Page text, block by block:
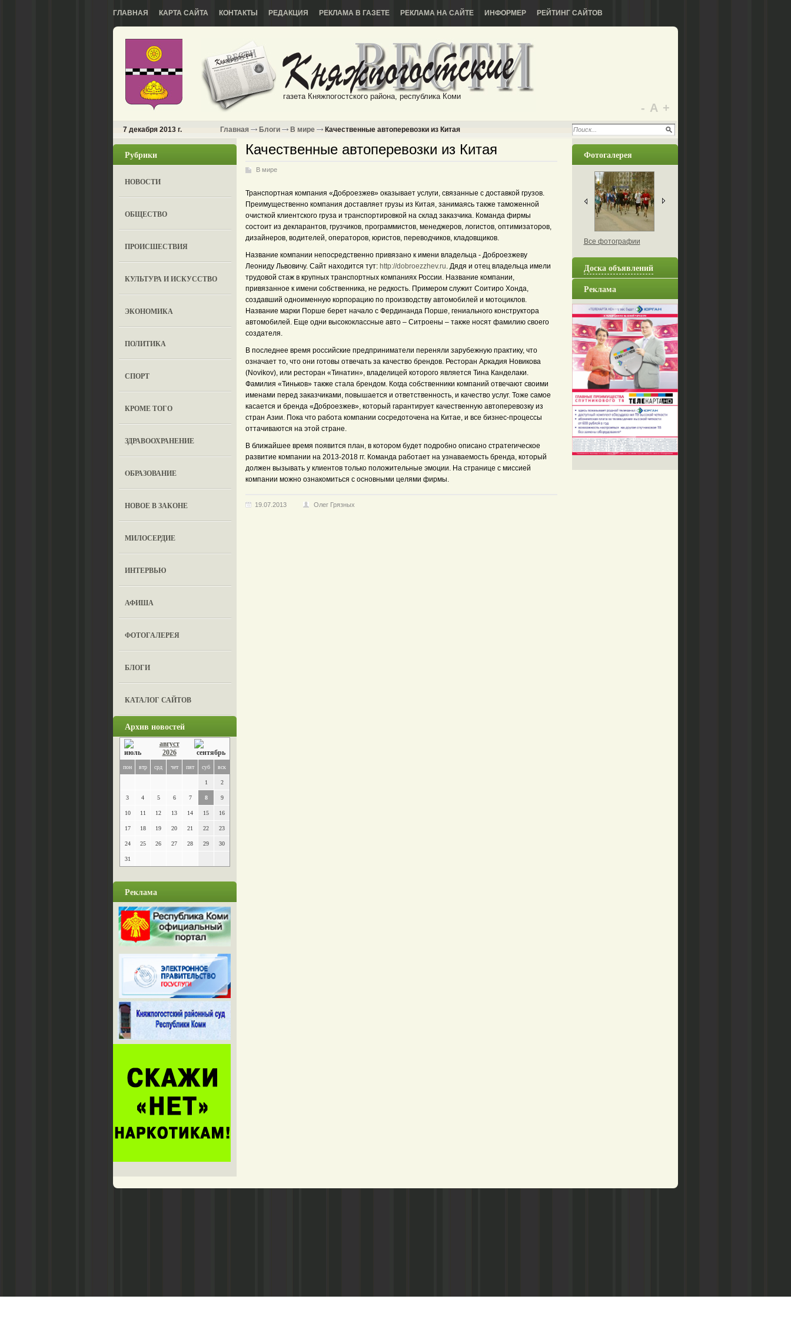
ГЛАВНАЯ КАРТА САЙТА КОНТАКТЫ РЕДАКЦИЯ РЕКЛАМА В ГАЗЕТЕ РЕКЛАМА НА САЙТЕ ИНФОРМЕР РЕЙТИНГ САЙТОВ
газета Княжпогостского района, республика Коми
- А +
7 декабря 2013 г. Главная Блоги В мире Качественные автоперевозки из Китая
Рубрики
НОВОСТИ
ОБЩЕСТВО
ПРОИСШЕСТВИЯ
КУЛЬТУРА И ИСКУССТВО
ЭКОНОМИКА
ПОЛИТИКА
СПОРТ
КРОМЕ ТОГО
ЗДРАВООХРАНЕНИЕ
OБРАЗОВАНИЕ
НОВОЕ В ЗАКОНЕ
МИЛОСЕРДИЕ
ИНТЕРВЬЮ
АФИША
ФОТОГАЛЕРЕЯ
БЛОГИ
КАТАЛОГ САЙТОВ
Архив новостей
август
2026
пон втр срд чет пят суб вск
1 2
3 4 5 6 7 8 9
10 11 12 13 14 15 16
17 18 19 20 21 22 23
24 25 26 27 28 29 30
31
Реклама
Качественные автоперевозки из Китая
В мире
Транспортная компания «Доброезжев» оказывает услуги, связанные с доставкой грузов.
Преимущественно компания доставляет грузы из Китая, занимаясь также таможенной
очисткой клиентского груза и транспортировкой на склад заказчика. Команда фирмы
состоит из декларантов, грузчиков, программистов, менеджеров, логистов, оптимизаторов,
дизайнеров, водителей, операторов, юристов, переводчиков, кладовщиков.
Название компании непосредственно привязано к имени владельца - Доброезжеву
Леониду Львовичу. Сайт находится тут: http://dobroezzhev.ru. Дядя и отец владельца имели
трудовой стаж в крупных транспортных компаниях России. Название компании,
привязанное к имени собственника, не редкость. Примером служит Соитиро Хонда,
создавший одноименную корпорацию по производству автомобилей и мотоциклов.
Название марки Порше берет начало с Фердинанда Порше, гениального конструктора
автомобилей. Еще одни высококлассные авто – Ситроены – также носят фамилию своего
создателя.
В последнее время российские предприниматели переняли зарубежную практику, что
означает то, что они готовы отвечать за качество брендов. Ресторан Аркадия Новикова
(Novikov), или ресторан «Тинатин», владелицей которого является Тина Канделаки.
Фамилия «Тиньков» также стала брендом. Когда собственники компаний отвечают своими
именами перед заказчиками, повышается и ответственность, и качество услуг. Тоже самое
касается и бренда «Доброезжев», который гарантирует качественную автоперевозку из
стран Азии. Пока что работа компании сосредоточена на Китае, и все бизнес-процессы
оттачиваются на этой стране.
В ближайшее время появится план, в котором будет подробно описано стратегическое
развитие компании на 2013-2018 гг. Команда работает на узнаваемость бренда, который
должен вызывать у клиентов только положительные эмоции. На странице с миссией
компании можно ознакомиться с основными целями фирмы.
19.07.2013 Олег Грязных
Фотогалерея
Все фотографии
Доска объявлений
Реклама